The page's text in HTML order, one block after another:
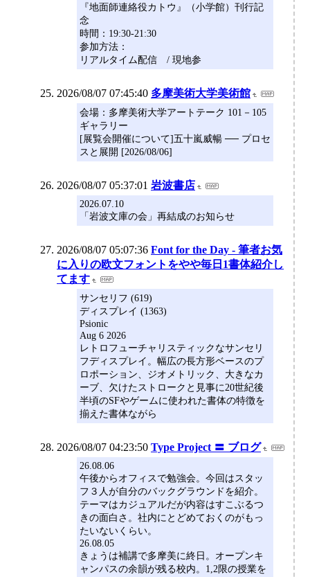
『地面師連絡役カトウ』（小学館）刊行記
念
時間：19:30-21:30
参加方法：
リアルタイム配信 / 現地参
2026/08/07 07:45:40 多摩美術大学美術館
会場：多摩美術大学アートテーク 101－105
ギャラリー
[展覧会開催について]五十嵐威暢 ── プロセ
スと展開 [2026/08/06]
2026/08/07 05:37:01 岩波書店
2026.07.10
「岩波文庫の会」再結成のお知らせ
2026/08/07 05:07:36 Font for the Day - 筆者お気
に入りの欧文フォントをやや毎日1書体紹介し
てます
サンセリフ (619)
ディスプレイ (1363)
Psionic
Aug 6 2026
レトロフューチャリスティックなサンセリ
フディスプレイ。幅広の長方形ベースのプ
ロポーション、ジオメトリック、大きなカ
ーブ、欠けたストロークと見事に20世紀後
半頃のSFやゲームに使われた書体の特徴を
揃えた書体ながら
2026/08/07 04:23:50 Type Project 〓 ブログ
26.08.06
午後からオフィスで勉強会。今回はスタッ
フ３人が自分のバックグラウンドを紹介。
テーマはカジュアルだが内容はすこぶるつ
きの面白さ。社内にとどめておくのがもっ
たいないくらい。
26.08.05
きょうは補講で多摩美に終日。オープンキ
ャンパスの余韻が残る校内。1,2限の授業を